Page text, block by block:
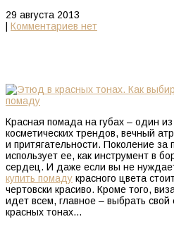
29 августа 2013
Комментариев нет
Красная помада на губах – один
косметических трендов, вечный
и притягательности. Поколение за
использует ее, как инструмент в
сердец. И даже если вы не
купить помаду красного цвета
чертовски красиво. Кроме того,
идет всем, главное – выбрать
красных тонах…